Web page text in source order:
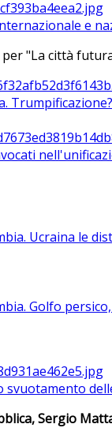
e
"La città
Trumpificazione?
Ucraina le
Golfo
svuotamento
Sergio